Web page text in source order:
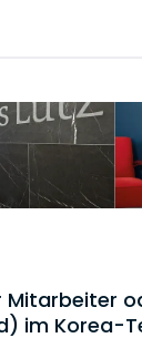
Mitarbeiter
im Korea-